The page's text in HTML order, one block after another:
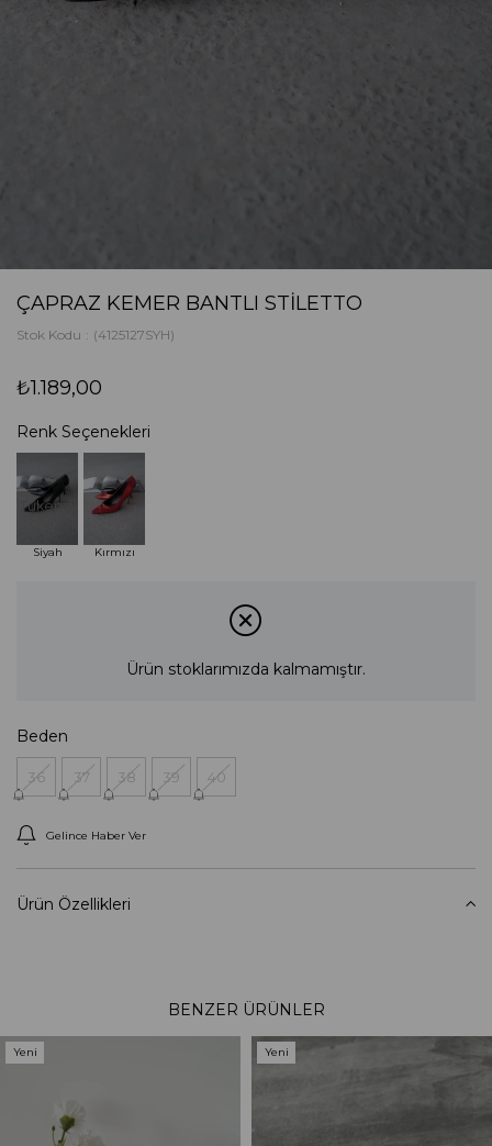
ÇAPRAZ KEMER BANTLI STILETTO
Stok Kodu (4125127SYH)
₺1.189,00
Renk Seçenekleri
Tükendi
Siyah Kırmızı
Ürün stoklarımızda kalmamıştır.
Beden
36 37 38 39 40
Gelince Haber Ver
Ürün Özellikleri
BENZER ÜRÜNLER
Yeni
Yeni